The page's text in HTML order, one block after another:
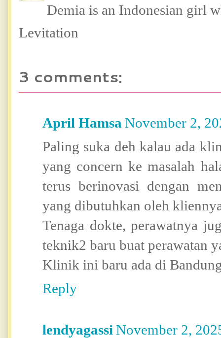
Demia is an Indonesian girl
Levitation
3 comments:
April Hamsa November 2,
Paling suka deh kalau ada
yang concern ke masalah
terus berinovasi dengan
yang dibutuhkan oleh
Tenaga dokte, perawatnya
teknik2 baru buat perawatan
Klinik ini baru ada di
Reply
lendyagassi November 2,